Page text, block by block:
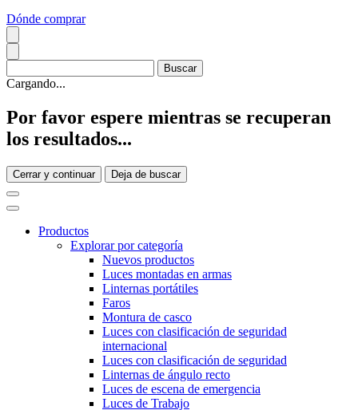
Dónde comprar
Cargando...
Por favor espere mientras se recuperan
los resultados...
Cerrar y continuar Deja de buscar
Productos
Explorar por categoría
Nuevos productos
Luces montadas en armas
Linternas portátiles
Faros
Montura de casco
Luces con clasificación de seguridad
internacional
Luces con clasificación de seguridad
Linternas de ángulo recto
Luces de escena de emergencia
Luces de Trabajo